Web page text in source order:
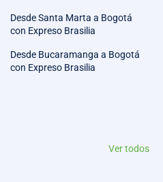
Desde Santa Marta a Bogotá
con Expreso Brasilia
Desde Bucaramanga a Bogotá
con Expreso Brasilia
Ver todos